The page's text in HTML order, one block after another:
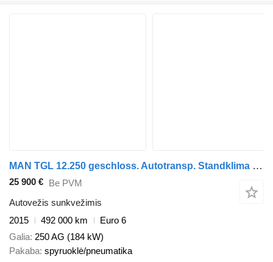
MAN TGL 12.250 geschloss. Autotransp. Standklima EU6
25 900 € Be PVM
Autovežis sunkvežimis
2015
492 000 km
Euro 6
Galia 250 AG (184 kW)
Pakaba spyruoklė/pneumatika